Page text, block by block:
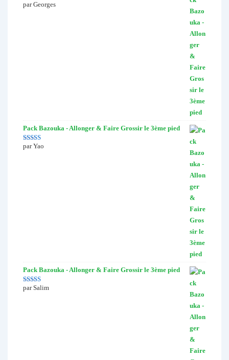
Note5sur 5
par Georges
Pack Bazouka - Allonger & Faire Grossir le 3ème pied
Note4sur
par Yao
Pack Bazouka - Allonger & Faire Grossir le 3ème pied
Note5sur 5
par Salim